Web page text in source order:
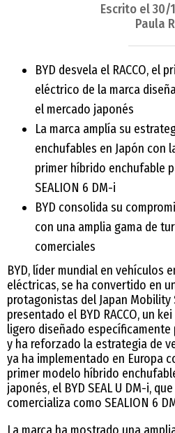
Escrito el 30/
Paula
BYD desvela el RACCO, el
eléctrico de la marca
el mercado japonés
La marca amplía su
enchufables en Japón con
primer híbrido enchufable
SEALION 6 DM-i
BYD consolida su
con una amplia gama de
comerciales
BYD, líder mundial en vehículos
eléctricas, se ha convertido en
protagonistas del Japan Mobility
presentado el BYD RACCO, un
ligero diseñado específicamente
y ha reforzado la estrategia de
ya ha implementado en Europa
primer modelo híbrido
japonés, el BYD SEAL U DM-i,
comercializa como SEALION 6
La marca ha mostrado una